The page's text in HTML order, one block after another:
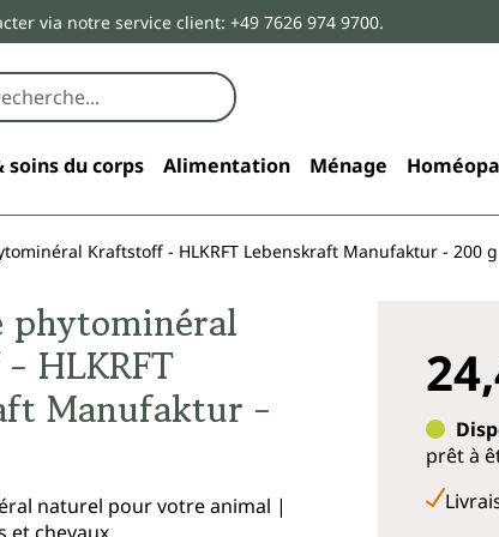
via notre service client: +49 7626 974 9700.
soins du corps Alimentation Ménage
Kraftstoff - HLKRFT Lebenskraft Manufaktur - 200 g
phytominéral
HLKRFT
Manufaktur -
naturel pour votre animal |
prêt à